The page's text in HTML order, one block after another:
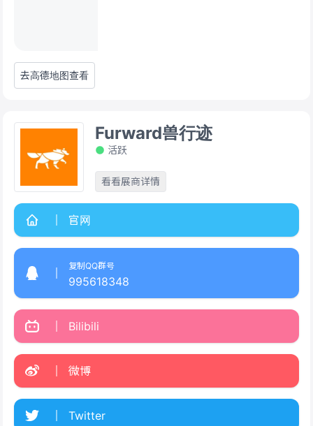
去高德地图查看
Furward兽行迹
活跃
看看展商详情
官网
复制QQ群号
995618348
Bilibili
微博
Twitter